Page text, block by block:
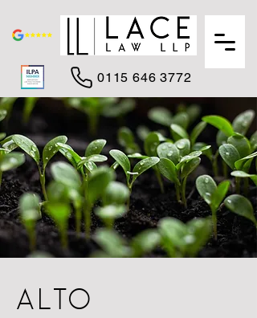
0115 646 3772
ALTO